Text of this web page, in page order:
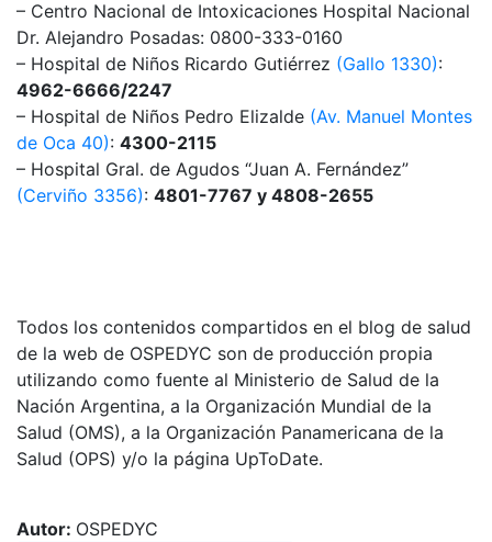
– Centro Nacional de Intoxicaciones Hospital Nacional
Dr. Alejandro Posadas: 0800-333-0160
– Hospital de Niños Ricardo Gutiérrez (Gallo 1330):
4962-6666/2247
– Hospital de Niños Pedro Elizalde (Av. Manuel Montes
de Oca 40): 4300-2115
– Hospital Gral. de Agudos “Juan A. Fernández”
(Cerviño 3356): 4801-7767 y 4808-2655
Todos los contenidos compartidos en el blog de salud
de la web de OSPEDYC son de producción propia
utilizando como fuente al Ministerio de Salud de la
Nación Argentina, a la Organización Mundial de la
Salud (OMS), a la Organización Panamericana de la
Salud (OPS) y/o la página UpToDate.
Autor: OSPEDYC